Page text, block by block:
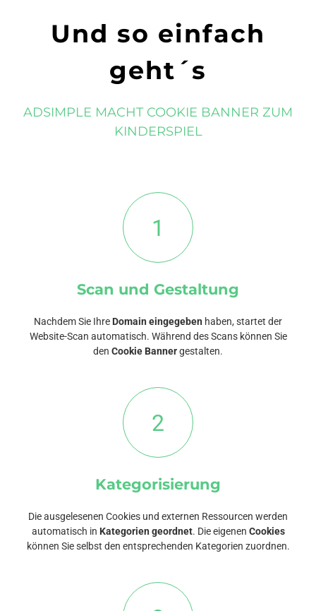
Und so einfach
geht´s
ADSIMPLE MACHT COOKIE BANNER ZUM
KINDERSPIEL
1
Scan und Gestaltung
Nachdem Sie Ihre Domain eingegeben haben, startet der
Website-Scan automatisch. Während des Scans können Sie
den Cookie Bannergestalten.
2
Kategorisierung
Die ausgelesenen Cookies und externen Ressourcen werden
automatisch in Kategorien geordnet. Die eigenen Cookies
können Sie selbst den entsprechenden Kategorien zuordnen.